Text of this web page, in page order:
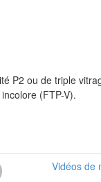
P2 ou de triple
(FTP-V).
Vidéos de